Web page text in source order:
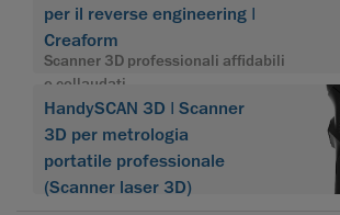
per il reverse engineering |
Creaform
Scanner 3D professionali affidabili
e collaudati
HandySCAN 3D | Scanner
3D per metrologia
portatile professionale
(Scanner laser 3D)